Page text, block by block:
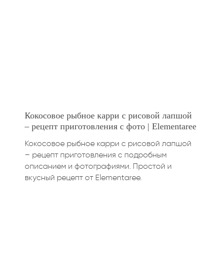
Кокосовое рыбное карри с рисовой лапшой
– рецепт приготовления с фото | Elementaree
Кокосовое рыбное карри с рисовой лапшой
– рецепт приготовления с подробным
описанием и фотографиями. Простой и
вкусный рецепт от Elementaree.